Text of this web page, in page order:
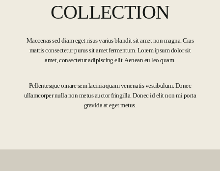
COLLECTION
Maecenas sed diam eget risus varius blandit sit amet non magna. Cras
mattis consectetur purus sit amet fermentum. Lorem ipsum dolor sit
amet, consectetur adipiscing elit. Aenean eu leo quam.
Pellentesque ornare sem lacinia quam venenatis vestibulum. Donec
ullamcorper nulla non metus auctor fringilla. Donec id elit non mi porta
gravida at eget metus.